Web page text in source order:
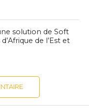
solution de Soft
de l’Est et